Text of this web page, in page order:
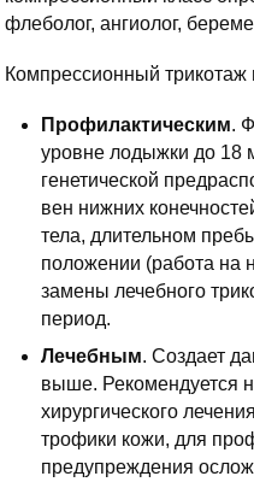
флеболог, ангиолог,
Компрессионный трикотаж
Профилактическим.
уровне лодыжки до 18
генетической
вен нижних
тела, длительном
положении (работа на
замены лечебного
период.
Лечебным. Создает
выше. Рекомендуется
хирургического
трофики кожи, для
предупреждения